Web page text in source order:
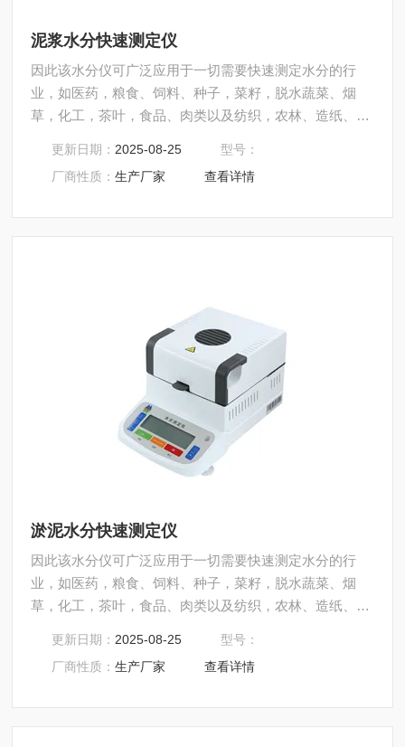
泥浆水分快速测定仪
因此该水分仪可广泛应用于一切需要快速测定水分的行
业，如医药，粮食、饲料、种子，菜籽，脱水蔬菜、烟
草，化工，茶叶，食品、肉类以及纺织，农林、造纸、橡
足固体、颗粒、粉末、胶状体及液体含水率的测定要求，
深圳市后王电子科技有限公司始终立志于为用户提供多用
更新日期： 2025-08-25
型号：
厂商性质：生产厂家 查看详情
淤泥水分快速测定仪
因此该水分仪可广泛应用于一切需要快速测定水分的行
业，如医药，粮食、饲料、种子，菜籽，脱水蔬菜、烟
草，化工，茶叶，食品、肉类以及纺织，农林、造纸、橡
足固体、颗粒、粉末、胶状体及液体含水率的测定要求，
深圳市后王电子科技有限公司始终立志于为用户提供多用
更新日期： 2025-08-25
型号：
厂商性质：生产厂家 查看详情